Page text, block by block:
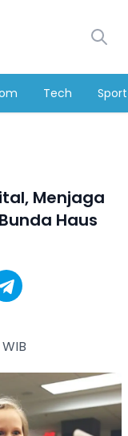
Tech Sport
Menjaga
Haus